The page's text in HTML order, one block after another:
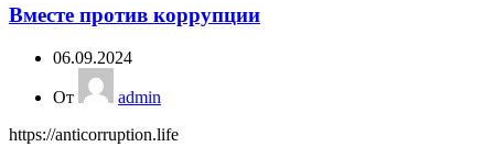
Вместе против коррупции
06.09.2024
От
admin
https://anticorruption.life